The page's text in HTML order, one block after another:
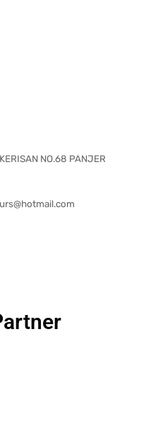
NO.68 PANJER